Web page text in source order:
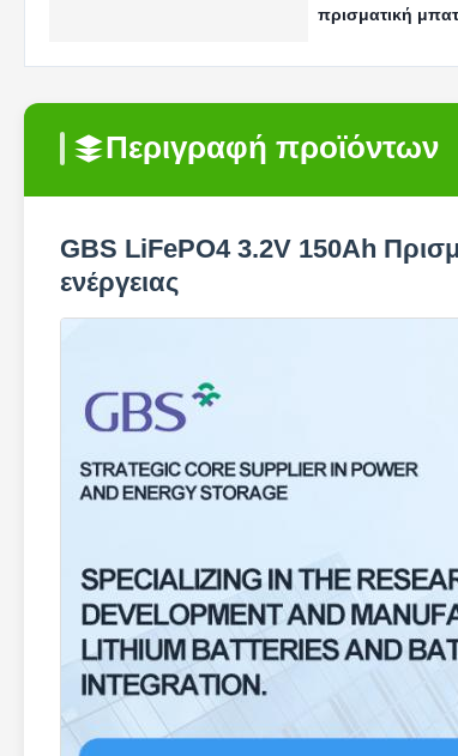
πρισματική
Περιγραφή προϊόντων
GBS LiFePO4 3.2V 150Ah
ενέργειας